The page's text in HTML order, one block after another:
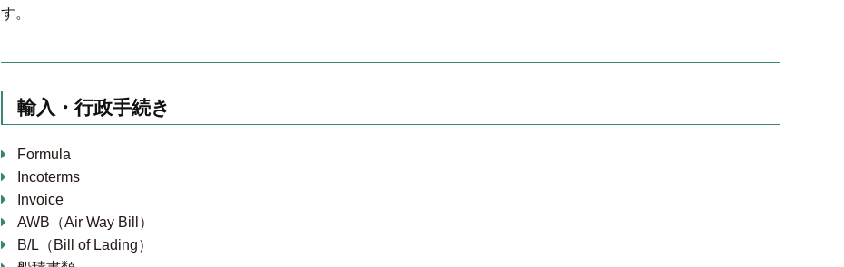
す。
輸入・行政手続き
Formula
Incoterms
Invoice
AWB（Air Way Bill）
B/L（Bill of Lading）